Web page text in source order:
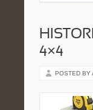
4×4
POSTED BY